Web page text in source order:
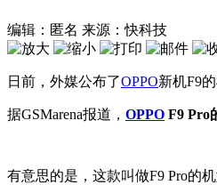
编辑：匿名 来源：快科技
日前，外媒公布了OPPO新机F9
据GSMarena报道， OPPO F9 Pro
有意思的是，这款叫做F9 Pro的